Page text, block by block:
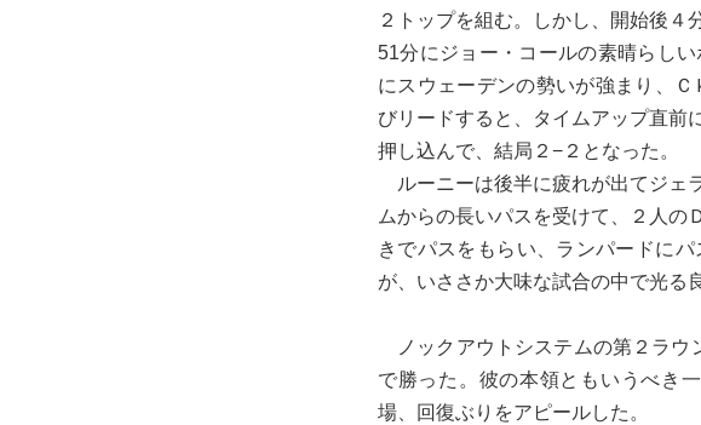
２トップを組む。しかし、開始後４
51分にジョー・コールの素晴らし
にスウェーデンの勢いが強まり、
びリードすると、タイムアップ直前
押し込んで、結局２−２となった。
ルーニーは後半に疲れが出てジェ
ムからの長いパスを受けて、２人の
きでパスをもらい、ランパードに
が、いささか大味な試合の中で光る
ノックアウトシステムの第２ラウ
で勝った。彼の本領ともいうべき
場、回復ぶりをアピールした。